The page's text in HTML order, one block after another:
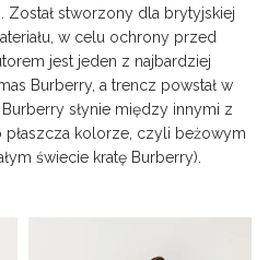
Został stworzony dla brytyjskiej
w celu ochrony przed
jest jeden z najbardziej
Burberry, a trencz powstał w
słynie między innymi z
kolorze, czyli beżowym
świecie kratę Burberry).